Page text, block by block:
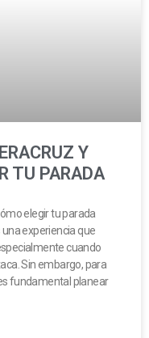
Y
TU PARADA
elegir tu parada
experiencia que
cuando
Sin embargo, para
fundamental planear